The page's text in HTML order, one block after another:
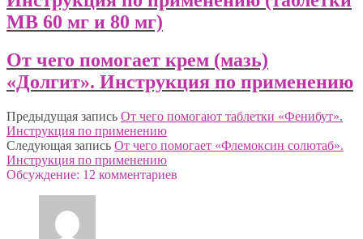
МВ 60 мг и 80 мг)
От чего помогает крем (мазь)
«Долгит». Инструкция по применению
Предыдущая запись От чего помогают таблетки «Фенибут».
Инструкция по применению
Следующая запись От чего помогает «Флемоксин солютаб».
Инструкция по применению
Обсуждение: 12 комментариев